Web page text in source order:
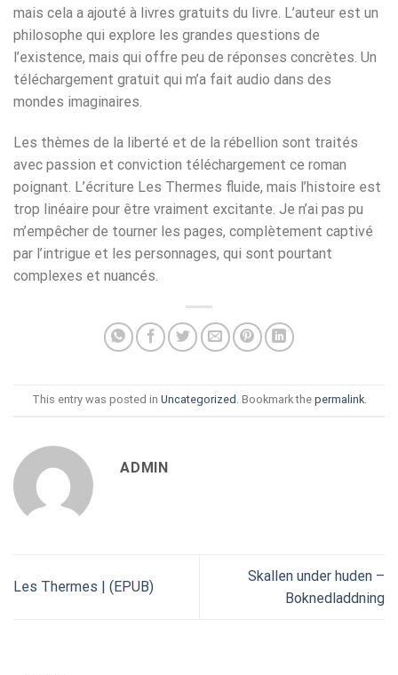
mais cela a ajouté à livres gratuits du livre. L’auteur est un
philosophe qui explore les grandes questions de
l’existence, mais qui offre peu de réponses concrètes. Un
téléchargement gratuit qui m’a fait audio dans des
mondes imaginaires.
Les thèmes de la liberté et de la rébellion sont traités
avec passion et conviction téléchargement ce roman
poignant. L’écriture Les Thermes fluide, mais l’histoire est
trop linéaire pour être vraiment excitante. Je n’ai pas pu
m’empêcher de tourner les pages, complètement captivé
par l’intrigue et les personnages, qui sont pourtant
complexes et nuancés.
This entry was posted in Uncategorized . Bookmark the permalink.
ADMIN
Les Thermes | (EPUB)
Skallen under huden –
Boknedladdning